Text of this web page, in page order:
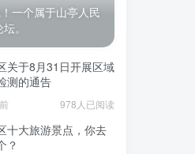
一个属于山亭人民
。
关于8月31日开展区域
测的通告
978人已阅读
十大旅游景点，你去
？